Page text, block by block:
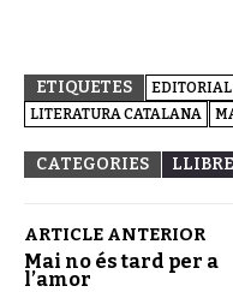
ETIQUETES EDITORIAL
LITERATURA CATALANA
CATEGORIES
ARTICLE ANTERIOR
Mai no és tard per a
l’amor